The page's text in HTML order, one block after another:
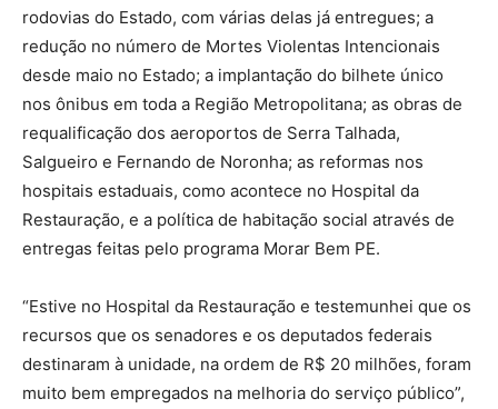
rodovias do Estado, com várias delas já entregues; a
redução no número de Mortes Violentas Intencionais
desde maio no Estado; a implantação do bilhete único
nos ônibus em toda a Região Metropolitana; as obras de
requalificação dos aeroportos de Serra Talhada,
Salgueiro e Fernando de Noronha; as reformas nos
hospitais estaduais, como acontece no Hospital da
Restauração, e a política de habitação social através de
entregas feitas pelo programa Morar Bem PE.
“Estive no Hospital da Restauração e testemunhei que os
recursos que os senadores e os deputados federais
destinaram à unidade, na ordem de R$ 20 milhões, foram
muito bem empregados na melhoria do serviço público”,